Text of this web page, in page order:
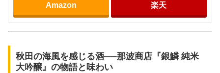
Amazon 楽天
秋田の海風を感じる酒──那波商店『銀鱗 純米
大吟醸』の物語と味わい